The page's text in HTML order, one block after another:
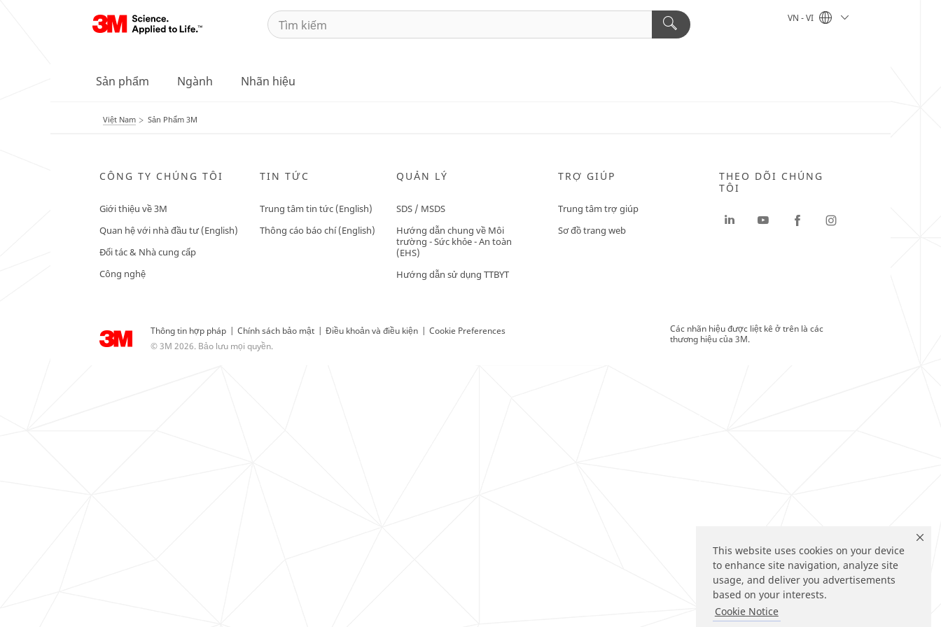
This website uses cookies on your device
to enhance site navigation, analyze site
usage, and deliver you advertisements
based on your interests.
Cookie Notice
VN - VI
Sản phẩm Ngành Nhãn hiệu
Việt Nam Sản Phẩm 3M
CÔNG TY CHÚNG TÔI
Giới thiệu về 3M
Quan hệ với nhà đầu tư (English)
Đối tác & Nhà cung cấp
Công nghệ
TIN TỨC
Trung tâm tin tức (English)
Thông cáo báo chí (English)
QUẢN LÝ
SDS / MSDS
Hướng dẫn chung về Môi
trường - Sức khỏe - An toàn
(EHS)
Hướng dẫn sử dụng TTBYT
TRỢ GIÚP
Trung tâm trợ giúp
Sơ đồ trang web
Thông tin hợp pháp | Chính sách bảo mật | Điều khoản và điều kiện | Cookie Preferences
© 3M 2026. Bảo lưu mọi quyền.
THEO DÕI CHÚNG
TÔI
Các nhãn hiệu được liệt kê ở trên là các
thương hiệu của 3M.